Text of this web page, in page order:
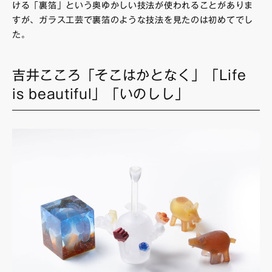
ける「裏箔」という奥ゆかしい技法が使われることがありま
すが、ガラス工芸で裏箔のような技法を見たのは初めてでし
た。
吉井こころ「そこはかとなく」「Life
is beautiful」「いのしし」